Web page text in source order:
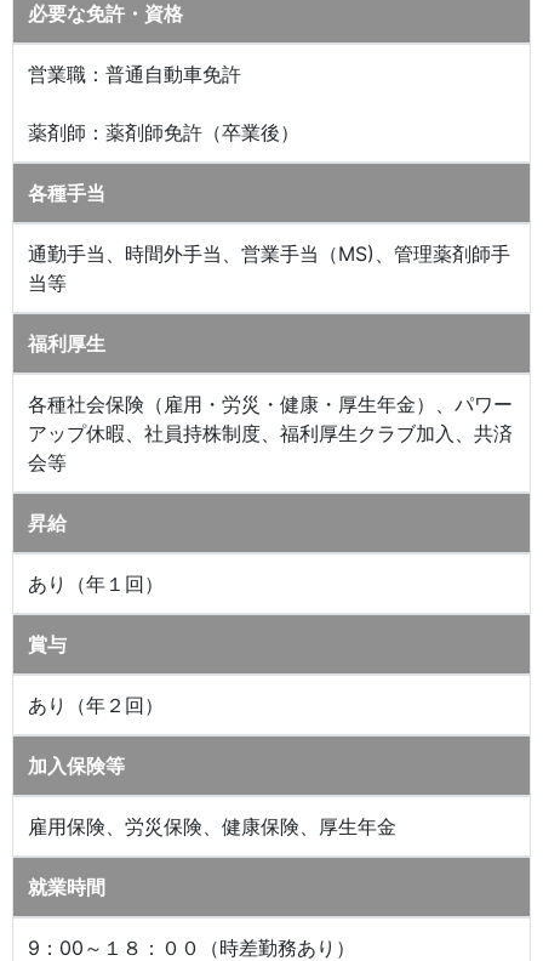
必要な免許・資格
営業職：普通自動車免許
薬剤師：薬剤師免許（卒業後）
各種手当
通勤手当、時間外手当、営業手当（MS)、管理薬剤師手
当等
福利厚生
各種社会保険（雇用・労災・健康・厚生年金）、パワー
アップ休暇、社員持株制度、福利厚生クラブ加入、共済
会等
昇給
あり（年１回）
賞与
あり（年２回）
加入保険等
雇用保険、労災保険、健康保険、厚生年金
就業時間
9：00～１８：００（時差勤務あり）